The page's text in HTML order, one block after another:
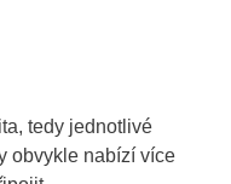
tedy jednotlivé
obvykle nabízí více